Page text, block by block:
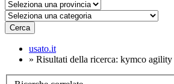
Cerca
usato.it
» Risultati della ricerca: kymco agility